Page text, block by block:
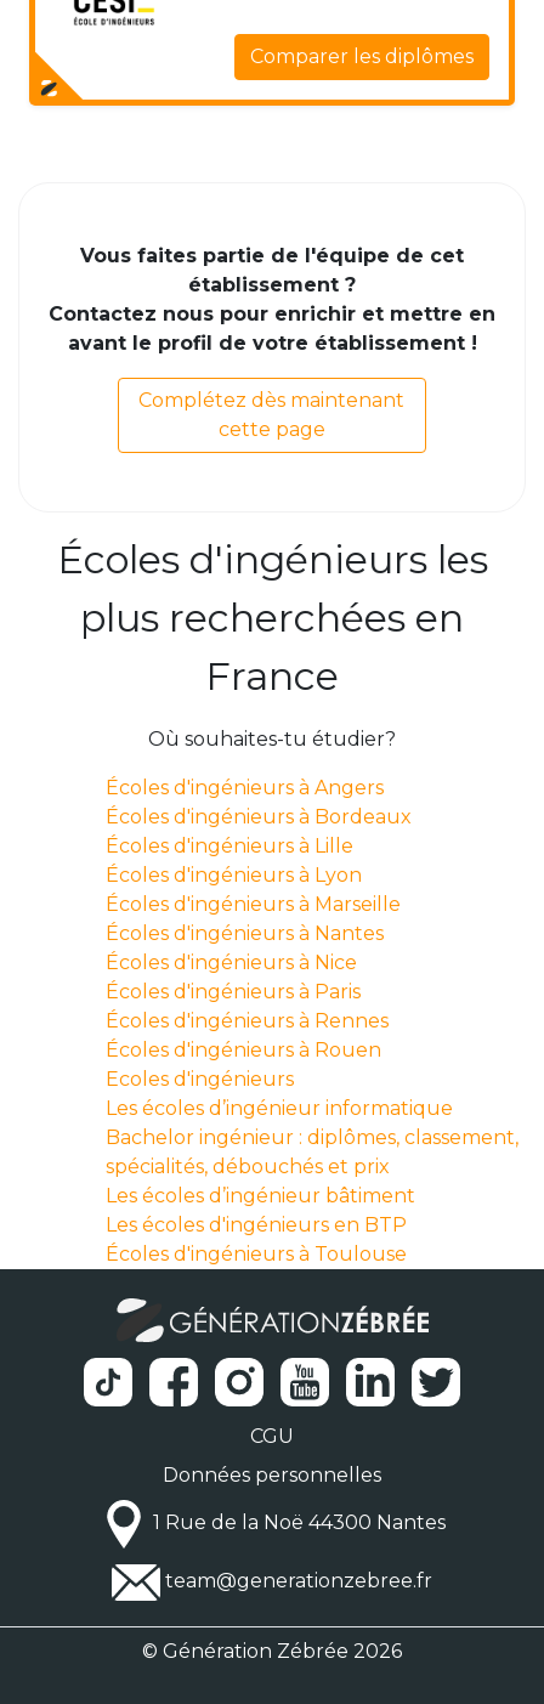
Comparer les diplômes
Vous faites partie de l'équipe de cet
établissement ?
Contactez nous pour enrichir et mettre en
avant le profil de votre établissement !
Complétez dès maintenant
cette page
Écoles d'ingénieurs les
plus recherchées en
France
Où souhaites-tu étudier?
Écoles d'ingénieurs à Angers
Écoles d'ingénieurs à Bordeaux
Écoles d'ingénieurs à Lille
Écoles d'ingénieurs à Lyon
Écoles d'ingénieurs à Marseille
Écoles d'ingénieurs à Nantes
Écoles d'ingénieurs à Nice
Écoles d'ingénieurs à Paris
Écoles d'ingénieurs à Rennes
Écoles d'ingénieurs à Rouen
Ecoles d'ingénieurs
Les écoles d’ingénieur informatique
Bachelor ingénieur : diplômes, classement,
spécialités, débouchés et prix
Les écoles d’ingénieur bâtiment
Les écoles d'ingénieurs en BTP
Écoles d'ingénieurs à Toulouse
CGU
Données personnelles
1 Rue de la Noë 44300 Nantes
team@generationzebree.fr
© Génération Zébrée 2026